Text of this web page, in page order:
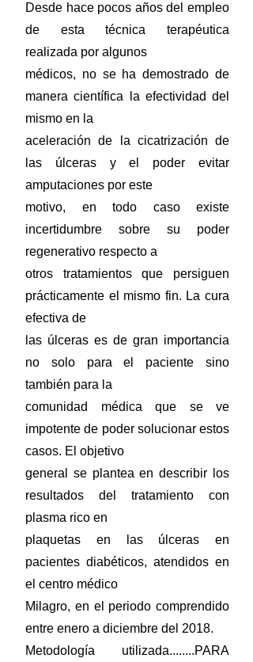
Desde hace pocos años del empleo
de esta técnica terapéutica
realizada por algunos
médicos, no se ha demostrado de
manera científica la efectividad del
mismo en la
aceleración de la cicatrización de
las úlceras y el poder evitar
amputaciones por este
motivo, en todo caso existe
incertidumbre sobre su poder
regenerativo respecto a
otros tratamientos que persiguen
prácticamente el mismo fin. La cura
efectiva de
las úlceras es de gran importancia
no solo para el paciente sino
también para la
comunidad médica que se ve
impotente de poder solucionar estos
casos. El objetivo
general se plantea en describir los
resultados del tratamiento con
plasma rico en
plaquetas en las úlceras en
pacientes diabéticos, atendidos en
el centro médico
Milagro, en el periodo comprendido
entre enero a diciembre del 2018.
Metodología utilizada........PARA